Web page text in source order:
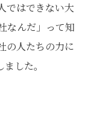
ではできない大
なんだ」って知
の人たちの力に
した。